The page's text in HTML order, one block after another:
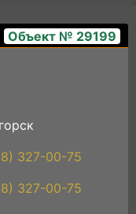
Объект № 29199
327-00-75
327-00-75